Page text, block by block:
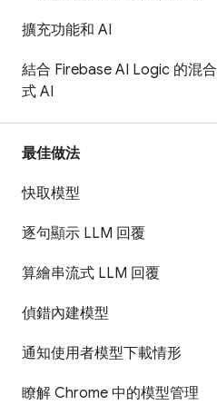
擴充功能和 AI
結合 Firebase AI Logic 的混合
式 AI
最佳做法
快取模型
逐句顯示 LLM 回覆
算繪串流式 LLM 回覆
偵錯內建模型
通知使用者模型下載情形
瞭解 Chrome 中的模型管理